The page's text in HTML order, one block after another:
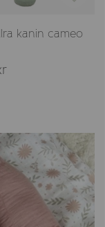
kanin cameo